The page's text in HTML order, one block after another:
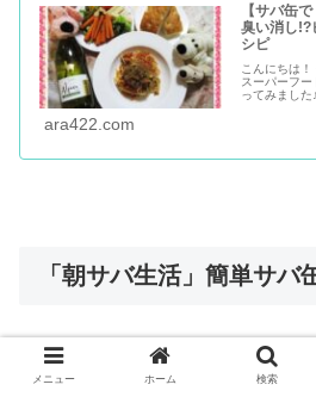
【サバ缶
臭い消し!?
シピ
こんにちは
スーパーフ
ってみました
の予防効果が
ara422.com
「朝サバ生活」簡単サバ
今回『 梅沢富美男のズバッと聞き
間の「 朝サバ生活」 7種類のサバ
メニュー ホーム 検索